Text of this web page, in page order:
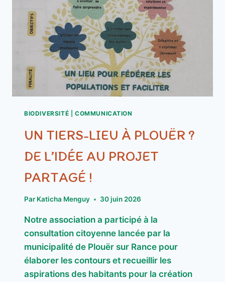
BIODIVERSITÉ COMMUNICATION
UN TIERS-LIEU À PLOUËR ?
DE L’IDÉE AU PROJET
PARTAGÉ !
Par Katicha Menguy 30 juin 2026
Notre association a participé à la
consultation citoyenne lancée par la
municipalité de Plouër sur Rance pour
élaborer les contours et recueillir les
aspirations des habitants pour la création